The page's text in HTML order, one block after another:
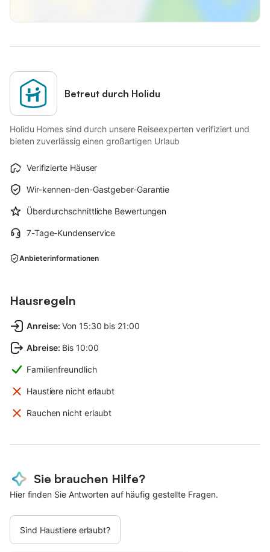
Betreut durch Holidu
Holidu Homes sind durch unsere Reiseexperten verifiziert und
bieten zuverlässig einen großartigen Urlaub
Verifizierte Häuser
Wir-kennen-den-Gastgeber-Garantie
Überdurchschnittliche Bewertungen
7-Tage-Kundenservice
Anbieterinformationen
Hausregeln
Anreise: Von 15:30 bis 21:00
Abreise: Bis 10:00
Familienfreundlich
Haustiere nicht erlaubt
Rauchen nicht erlaubt
Sie brauchen Hilfe?
Hier finden Sie Antworten auf häufig gestellte Fragen.
Sind Haustiere erlaubt?